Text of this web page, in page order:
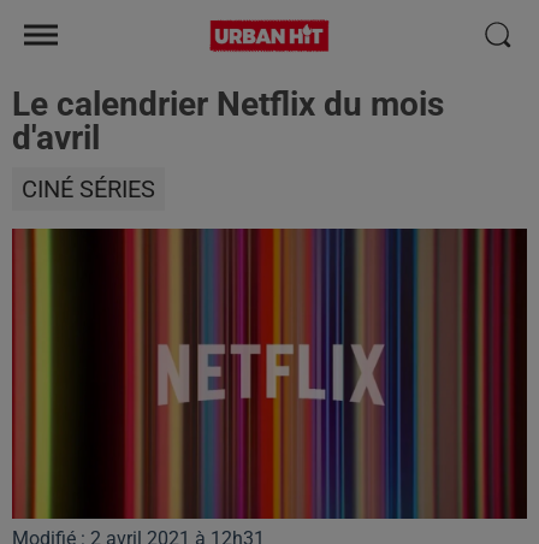
Le calendrier Netflix du mois
d'avril
CINÉ SÉRIES
Modifié : 2 avril 2021 à 12h31